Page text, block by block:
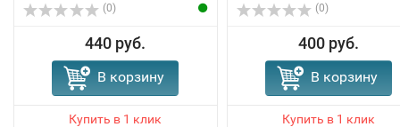
(0)
440 руб.
В корзину
(0)
400 руб.
В корзину